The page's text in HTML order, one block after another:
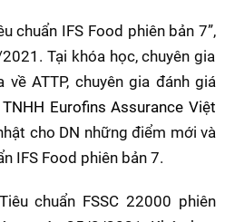
chuẩn IFS Food phiên bản 7”,
Tại khóa học, chuyên gia
về ATTP, chuyên gia đánh giá
Eurofins Assurance Việt
cho DN những điểm mới và
IFS Food phiên bản 7.
chuẩn FSSC 22000 phiên